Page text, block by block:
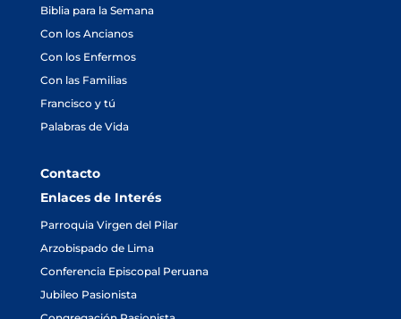
Biblia para la Semana
Con los Ancianos
Con los Enfermos
Con las Familias
Francisco y tú
Palabras de Vida
Contacto
Enlaces de Interés
Parroquia Virgen del Pilar
Arzobispado de Lima
Conferencia Episcopal Peruana
Jubileo Pasionista